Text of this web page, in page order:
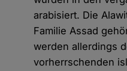
arabisiert. Die
Familie Assad
werden allerdings
vorherrschenden